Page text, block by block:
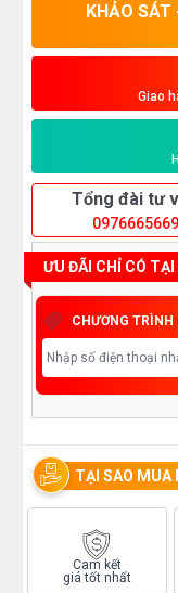
KHẢO
Giao
Tổng đài tư
0976665669
ƯU ĐÃI CHỈ CÓ TẠI
CHƯƠNG TRÌNH
TẠI SAO MUA
Cam kết
giá tốt nhất